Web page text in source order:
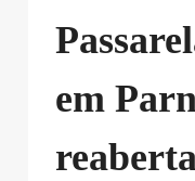
em